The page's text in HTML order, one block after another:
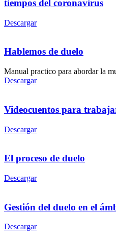
tiempos del coronavirus
Descargar
Hablemos de duelo
Manual practico para abordar la
Descargar
Videocuentos para
Descargar
El proceso de duelo
Descargar
Gestión del duelo en el
Descargar